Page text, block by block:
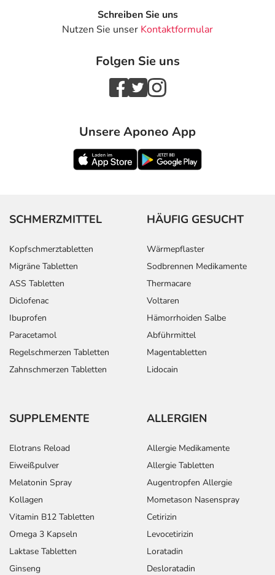
Schreiben Sie uns
Nutzen Sie unser Kontaktformular
Folgen Sie uns
Unsere Aponeo App
SCHMERZMITTEL
Kopfschmerztabletten
Migräne Tabletten
ASS Tabletten
Diclofenac
Ibuprofen
Paracetamol
Regelschmerzen Tabletten
Zahnschmerzen Tabletten
HÄUFIG GESUCHT
Wärmepflaster
Sodbrennen Medikamente
Thermacare
Voltaren
Hämorrhoiden Salbe
Abführmittel
Magentabletten
Lidocain
SUPPLEMENTE
Elotrans Reload
Eiweißpulver
Melatonin Spray
Kollagen
Vitamin B12 Tabletten
Omega 3 Kapseln
Laktase Tabletten
Ginseng
ALLERGIEN
Allergie Medikamente
Allergie Tabletten
Augentropfen Allergie
Mometason Nasenspray
Cetirizin
Levocetirizin
Loratadin
Desloratadin